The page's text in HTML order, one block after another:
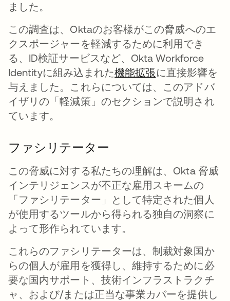
ました。
この調査は、Oktaのお客様がこの脅威へのエ
クスポージャーを軽減するために利用でき
る、ID検証サービスなど、Okta Workforce
Identityに組み込まれた機能拡張に直接影響を
与えました。これらについては、このアドバ
イザリの「軽減策」のセクションで説明され
ています。
ファシリテーター
この脅威に対する私たちの理解は、Okta 脅威
インテリジェンスが不正な雇用スキームの
「ファシリテーター」として特定された個人
が使用するツールから得られる独自の洞察に
よって形作られています。
これらのファシリテーターは、制裁対象国か
らの個人が雇用を獲得し、維持するために必
要な国内サポート、技術インフラストラクチ
ャ、および/または正当な事業カバーを提供し